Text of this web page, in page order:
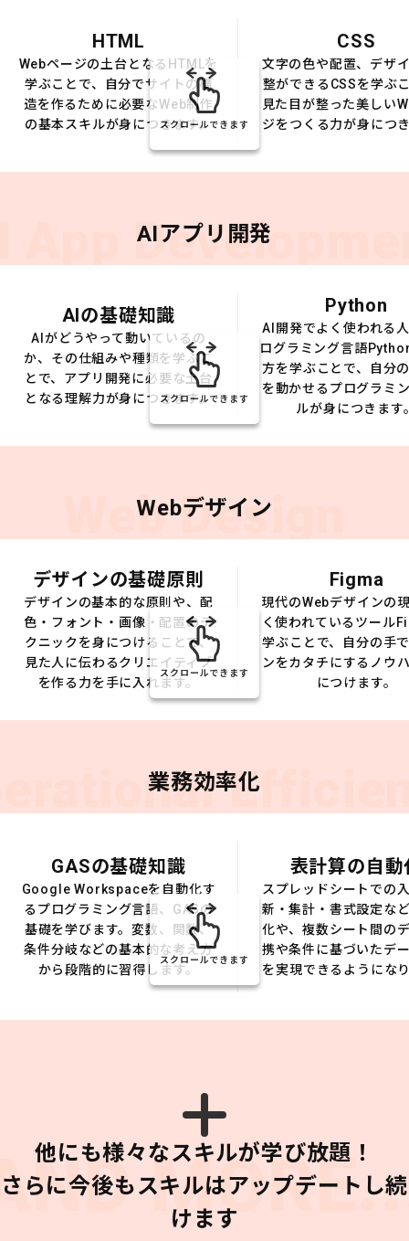
HTML
Webページの土台となるHTMLを
学ぶことで、自分でサイトの構
造を作るために必要なWeb制作
の基本スキルが身につきます。
CSS
文字の色や配置、デザ
整ができるCSSを学ぶ
見た目が整った美しい
ジをつくる力が身につ
スクロールできます
App AIアプリ開発
AIの基礎知識
AIがどうやって動いているの
か、その仕組みや種類を学ぶこ
とで、アプリ開発に必要な土台
となる理解力が身につきます。
Python
AI開発でよく使われる
ログラミング言語
方を学ぶことで、自分
を動かせるプログラミ
ルが身につきます
スクロールできます
Web Design
Webデザイン
デザインの基礎原則
デザインの基本的な原則や、配
色・フォント・画像・配置のテ
クニックを身につけることで、
見た人に伝わるクリエイティブ
を作る力を手に入れます。
Figma
現代のWebデザインの
く使われているツール
学ぶことで、自分の手
ンをカタチにするノウ
につけます。
スクロールできます
業務効率化
GASの基礎知識
Google Workspaceを自動化す
るプログラミング言語、GASの
基礎を学びます。変数、関数、
条件分岐などの基本的な考え方
から段階的に習得します。
表計算の自動
スプレッドシートでの
新・集計・書式設定な
化や、複数シート間の
携や条件に基づいたデ
を実現できるようにな
スクロールできます
他にも様々なスキルが学び放題！
さらに今後もスキルはアップデートし続
けます